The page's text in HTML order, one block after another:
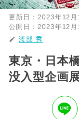
更新日： 2023年12月
公開日： 2023年12月
渡部 秀
東京・日本
没入型企画